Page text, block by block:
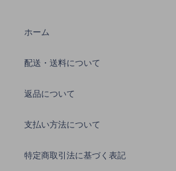
ホーム
配送・送料について
返品について
支払い方法について
特定商取引法に基づく表記